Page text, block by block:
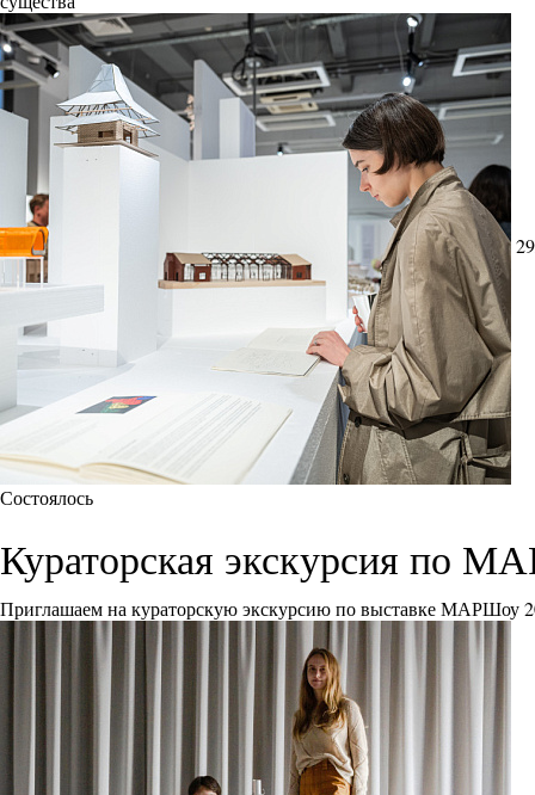
Состоялось
Кураторская экскурсия по
Приглашаем на кураторскую экскурсию по выставке МАРШоу